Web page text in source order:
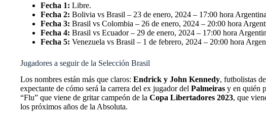
Fecha 1: Libre.
Fecha 2: Bolivia vs Brasil – 23 de enero, 2024 – 17:00 hora
Fecha 3: Brasil vs Colombia – 26 de enero, 2024 – 20:00 hora
Fecha 4: Brasil vs Ecuador – 29 de enero, 2024 – 17:00 hora
Fecha 5: Venezuela vs Brasil – 1 de febrero, 2024 – 20:00 hora
Jugadores a seguir de la Selección Brasil
Los nombres están más que claros: Endrick y John Kennedy, futbolistas
expectante de cómo será la carrera del ex jugador del Palmeiras y en quién
“Flu” que viene de gritar campeón de la Copa Libertadores 2023, que
los próximos años de la Absoluta.